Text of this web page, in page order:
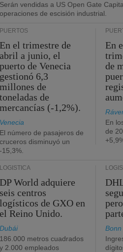
Serán vendidas a US Open Gate
operaciones de escisión industrial.
PUERTOS
En el trimestre de
abril a junio, el
puerto de Venecia
gestionó 6,3
millones de
toneladas de
mercancías (-1,2%).
Venecia
El número de pasajeros de
cruceros disminuyó un
-15,3%.
En
de
En
de
LOGÍSTICA
DP World adquiere
seis centros
logísticos de GXO en
el Reino Unido.
Dubái
186.000 metros cuadrados
y 2.000 empleados
Bonn